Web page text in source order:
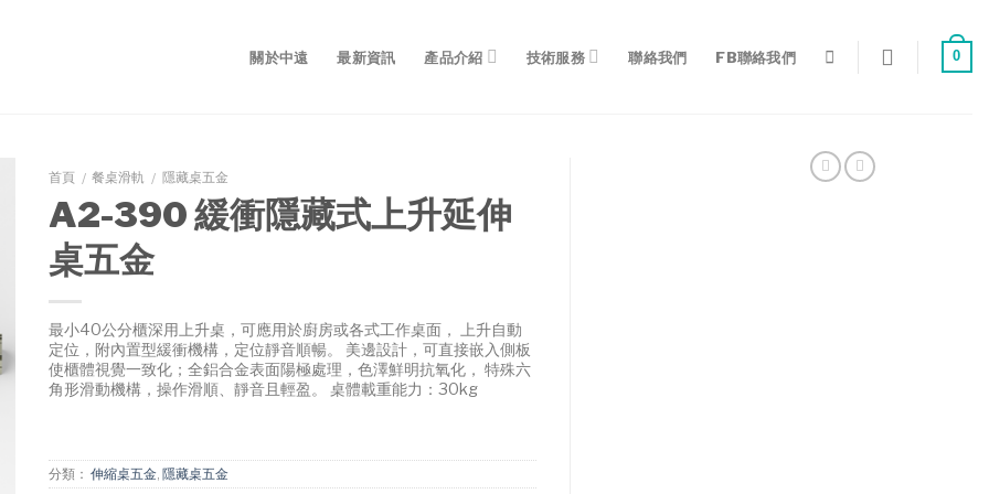
關於中遠 最新資訊 產品介紹 技術服務 聯絡我們 FB聯絡我們 0
首頁 / 餐桌滑軌 / 隱藏桌五金
A2-390 緩衝隱藏式上升延伸
桌五金
最小40公分櫃深用上升桌，可應用於廚房或各式工作桌面， 上升自動
定位，附內置型緩衝機構，定位靜音順暢。 美邊設計，可直接嵌入側板
使櫃體視覺一致化；全鋁合金表面陽極處理，色澤鮮明抗氧化， 特殊六
角形滑動機構，操作滑順、靜音且輕盈。 桌體載重能力：30kg
分類： 伸縮桌五金, 隱藏桌五金